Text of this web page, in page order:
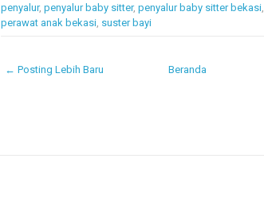
penyalur, penyalur baby sitter, penyalur baby sitter bekasi,
perawat anak bekasi, suster bayi
← Posting Lebih Baru Beranda